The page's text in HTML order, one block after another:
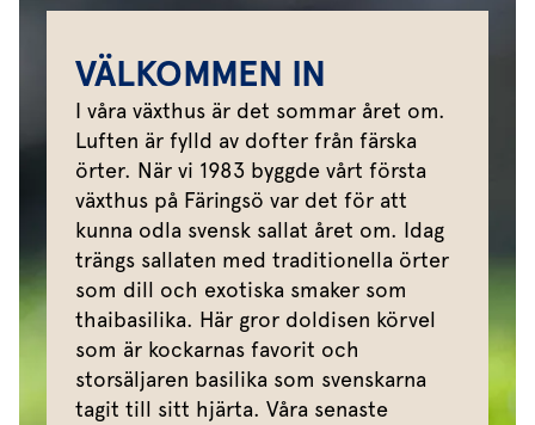
VÄLKOMMEN IN
I våra växthus är det sommar året om.
Luften är fylld av dofter från färska
örter. När vi 1983 byggde vårt första
växthus på Färingsö var det för att
kunna odla svensk sallat året om. Idag
trängs sallaten med traditionella örter
som dill och exotiska smaker som
thaibasilika. Här gror doldisen körvel
som är kockarnas favorit och
storsäljaren basilika som svenskarna
tagit till sitt hjärta. Våra senaste